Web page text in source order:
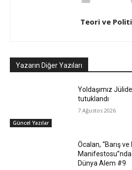
Teori ve
Yazarın Diğer Yazıları
Güncel Yazılar
Yoldaşımız
tutuklandı
7 Ağustos 2026
Öcalan, “Barış
Manifestosu”nda
Dünya Alem #9